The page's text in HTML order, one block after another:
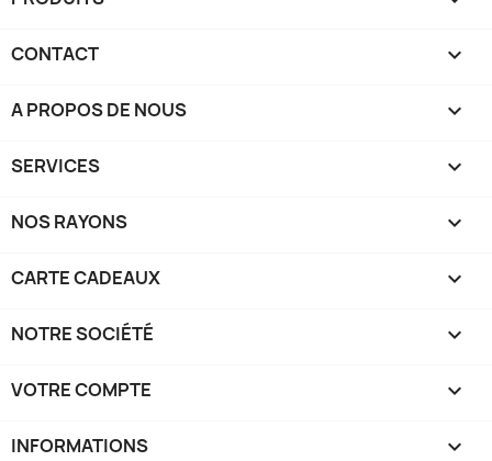
CONTACT 
A PROPOS DE NOUS 
SERVICES 
NOS RAYONS 
CARTE CADEAUX 
NOTRE SOCIÉTÉ 
VOTRE COMPTE 
INFORMATIONS keyboard_arrow_down